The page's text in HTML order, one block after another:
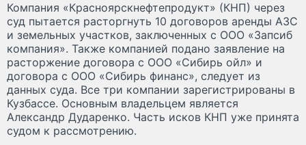
Компания «Красноярскнефтепродукт» (КНП) через
суд пытается расторгнуть 10 договоров аренды АЗС
и земельных участков, заключенных с ООО «Запсиб
компания». Также компанией подано заявление на
расторжение договора с ООО «Сибирь ойл» и
договора с ООО «Сибирь финанс», следует из
данных суда. Все три компании зарегистрированы в
Кузбассе. Основным владельцем является
Александр Дударенко. Часть исков КНП уже принята
судом к рассмотрению.